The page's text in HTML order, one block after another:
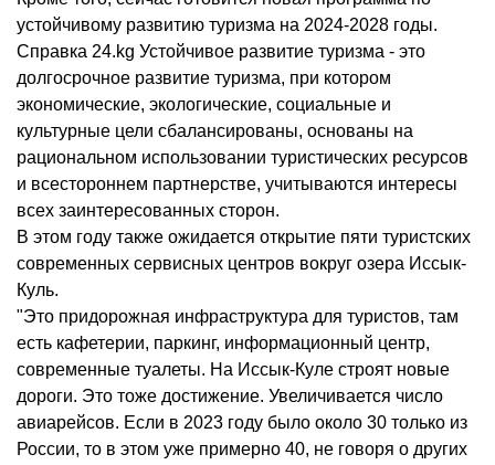
устойчивому развитию туризма на 2024-2028 годы.
Справка 24.kg Устойчивое развитие туризма - это
долгосрочное развитие туризма, при котором
экономические, экологические, социальные и
культурные цели сбалансированы, основаны на
рациональном использовании туристических ресурсов
и всестороннем партнерстве, учитываются интересы
всех заинтересованных сторон.
В этом году также ожидается открытие пяти туристских
современных сервисных центров вокруг озера Иссык-
Куль.
"Это придорожная инфраструктура для туристов, там
есть кафетерии, паркинг, информационный центр,
современные туалеты. На Иссык-Куле строят новые
дороги. Это тоже достижение. Увеличивается число
авиарейсов. Если в 2023 году было около 30 только из
России, то в этом уже примерно 40, не говоря о других